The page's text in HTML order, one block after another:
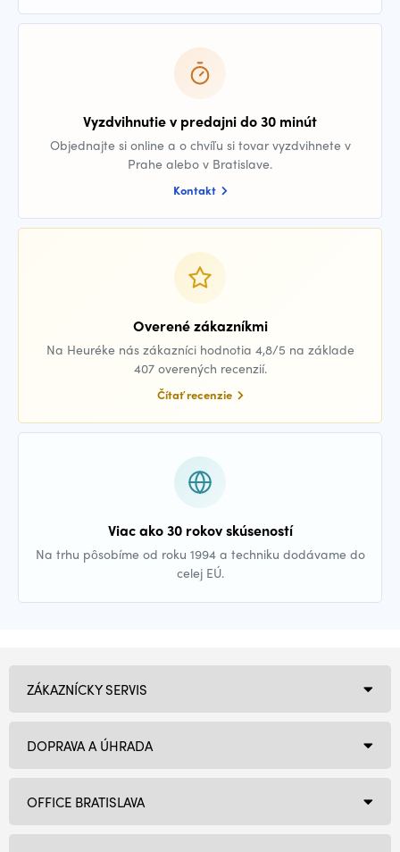
Vyzdvihnutie v predajni do 30 minút
Objednajte si online a o chvíľu si tovar vyzdvihnete v
Prahe alebo v Bratislave.
Kontakt
Overené zákazníkmi
Na Heuréke nás zákazníci hodnotia 4,8/5 na základe
407 overených recenzií.
Čítať recenzie
Viac ako 30 rokov skúseností
Na trhu pôsobíme od roku 1994 a techniku dodávame do
celej EÚ.
OFFICE BRATISLAVA
ZÁKAZNÍCKY SERVIS
DOPRAVA A ÚHRADA